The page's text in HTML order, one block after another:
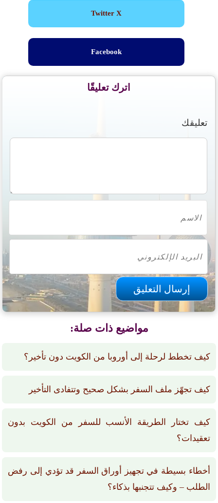
Twitter X
Facebook
اترك تعليقًا
تعليقك
مواضيع ذات صلة:
كيف تخطط لرحلة إلى أوروبا من الكويت دون تأخير؟
كيف تجهّز ملف السفر بشكل صحيح وتتفادى التأخير
كيف تختار الطريقة الأنسب للسفر من الكويت بدون
تعقيدات؟
أخطاء بسيطة في تجهيز أوراق السفر قد تؤدي إلى رفض
الطلب – وكيف تتجنبها بذكاء؟